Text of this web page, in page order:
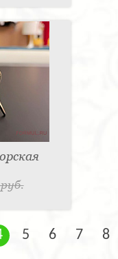
5 6 7 8